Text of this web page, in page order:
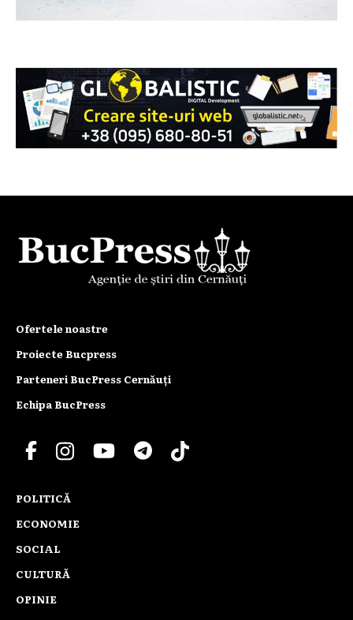
Ofertele noastre
Proiecte Bucpress
Parteneri BucPress Cernăuți
Echipa BucPress
POLITICĂ
ECONOMIE
SOCIAL
CULTURĂ
OPINIE